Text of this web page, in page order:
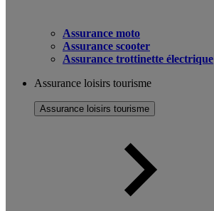
Assurance moto
Assurance scooter
Assurance trottinette électrique
Assurance loisirs tourisme
Assurance loisirs tourisme